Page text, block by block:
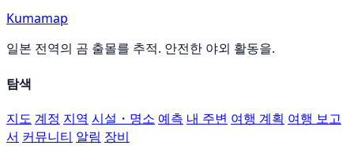
Kumamap
일본 전역의 곰 출몰를 추적. 안전한 야외 활동을.
탐색
지도 계정 지역 시설・명소 예측 내 주변 여행 계획 여행 보고
서 커뮤니티 알림 장비